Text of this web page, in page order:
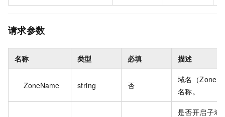
请求参数
名称 类型 必填 描述
ZoneName string 否
域名（Zone）
名称。
是否开启子域